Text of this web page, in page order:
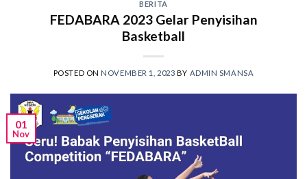
BERITA
FEDABARA 2023 Gelar Penyisihan
Basketball
POSTED ON NOVEMBER 1, 2023 BY ADMIN SMANSA
01
Nov